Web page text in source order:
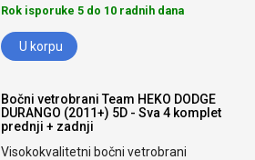
Rok isporuke 5 do 10 radnih dana
U korpu
Bočni vetrobrani Team HEKO DODGE
DURANGO (2011+) 5D - Sva 4 komplet
prednji + zadnji
Visokokvalitetni bočni vetrobrani